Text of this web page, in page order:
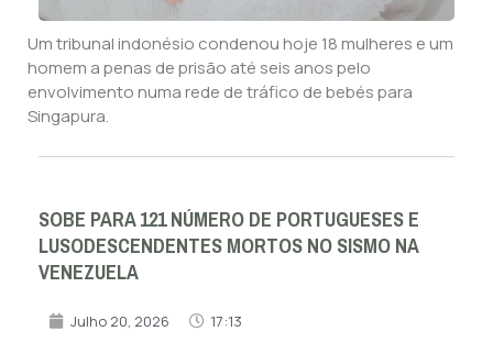
Um tribunal indonésio condenou hoje 18 mulheres e um
homem a penas de prisão até seis anos pelo
envolvimento numa rede de tráfico de bebés para
Singapura.
SOBE PARA 121 NÚMERO DE PORTUGUESES E
LUSODESCENDENTES MORTOS NO SISMO NA
VENEZUELA
Julho 20, 2026 17:13